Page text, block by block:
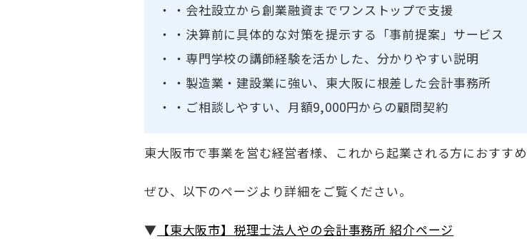
・会社設立から創業融資までワンストップで支援
・決算前に具体的な対策を提示する「事前提案」サービス
・専門学校の講師経験を活かした、分かりやすい説明
・製造業・建設業に強い、東大阪に根差した会計事務所
・ご相談しやすい、月額9,000円からの顧問契約
東大阪市で事業を営む経営者様、これから起業される方におすすめ
ぜひ、以下のページより詳細をご覧ください。
▼ 【東大阪市】税理士法人やの会計事務所 紹介ページ